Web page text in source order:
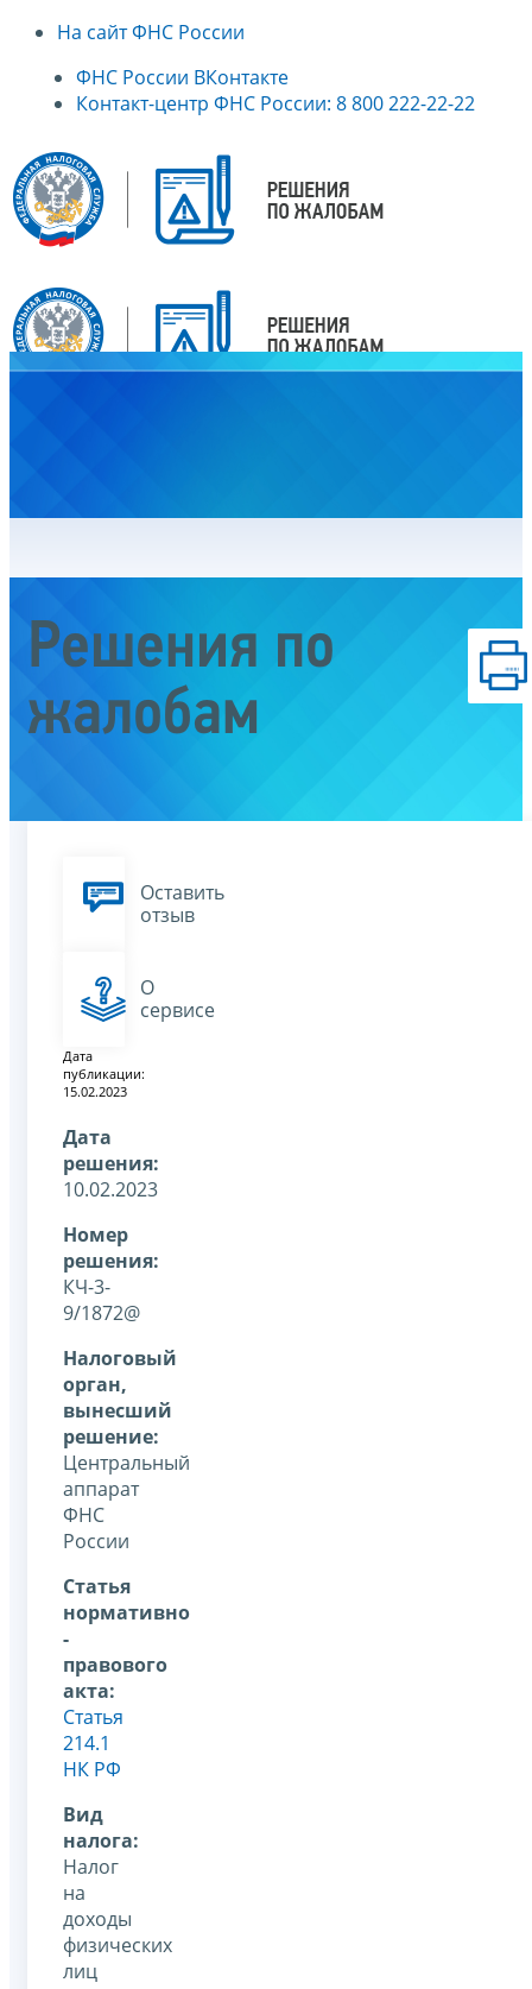
На сайт ФНС России
ФНС России ВКонтакте
Контакт-центр ФНС России: 8 800 222-22-22
Решения по
жалобам
Оставить
отзыв
О
сервисе
Дата
публикации:
15.02.2023
Дата
решения:
10.02.2023
Номер
решения:
КЧ-3-
9/1872@
Налоговый
орган,
вынесший
решение:
Центральный
аппарат
ФНС
России
Статья
нормативно
-
правового
акта:
Статья
214.1
НК РФ
Вид
налога:
Налог
на
доходы
физических
лиц